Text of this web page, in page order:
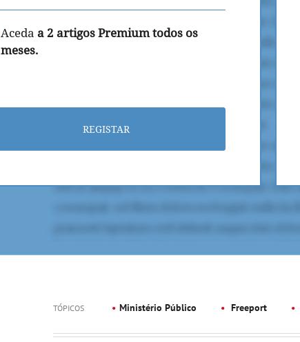
Aceda a 2 artigos Premium todos os
meses.
REGISTAR
TÓPICOS Ministério Público Freeport